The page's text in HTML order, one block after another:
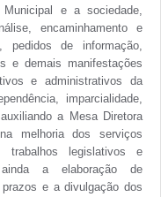
e a sociedade,
encaminhamento e
pedidos de informação,
e demais manifestações
e administrativos da
imparcialidade,
a Mesa Diretora
melhoria dos serviços
trabalhos legislativos e
ainda a elaboração de
e a divulgação dos